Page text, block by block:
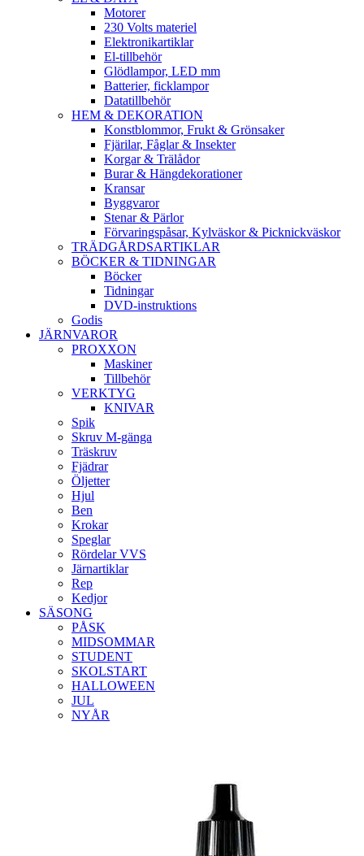
Motorer
230 Volts materiel
Elektronikartiklar
El-tillbehör
Glödlampor, LED mm
Batterier, ficklampor
Datatillbehör
HEM & DEKORATION
Konstblommor, Frukt & Grönsaker
Fjärilar, Fåglar & Insekter
Korgar & Trälådor
Burar & Hängdekorationer
Kransar
Byggvaror
Stenar & Pärlor
Förvaringspåsar, Kylväskor & Picknickväskor
TRÄDGÅRDSARTIKLAR
BÖCKER & TIDNINGAR
Böcker
Tidningar
DVD-instruktions
Godis
JÄRNVAROR
PROXXON
Maskiner
Tillbehör
VERKTYG
KNIVAR
Spik
Skruv M-gänga
Träskruv
Fjädrar
Öljetter
Hjul
Ben
Krokar
Speglar
Rördelar VVS
Järnartiklar
Rep
Kedjor
SÄSONG
PÅSK
MIDSOMMAR
STUDENT
SKOLSTART
HALLOWEEN
JUL
NYÅR